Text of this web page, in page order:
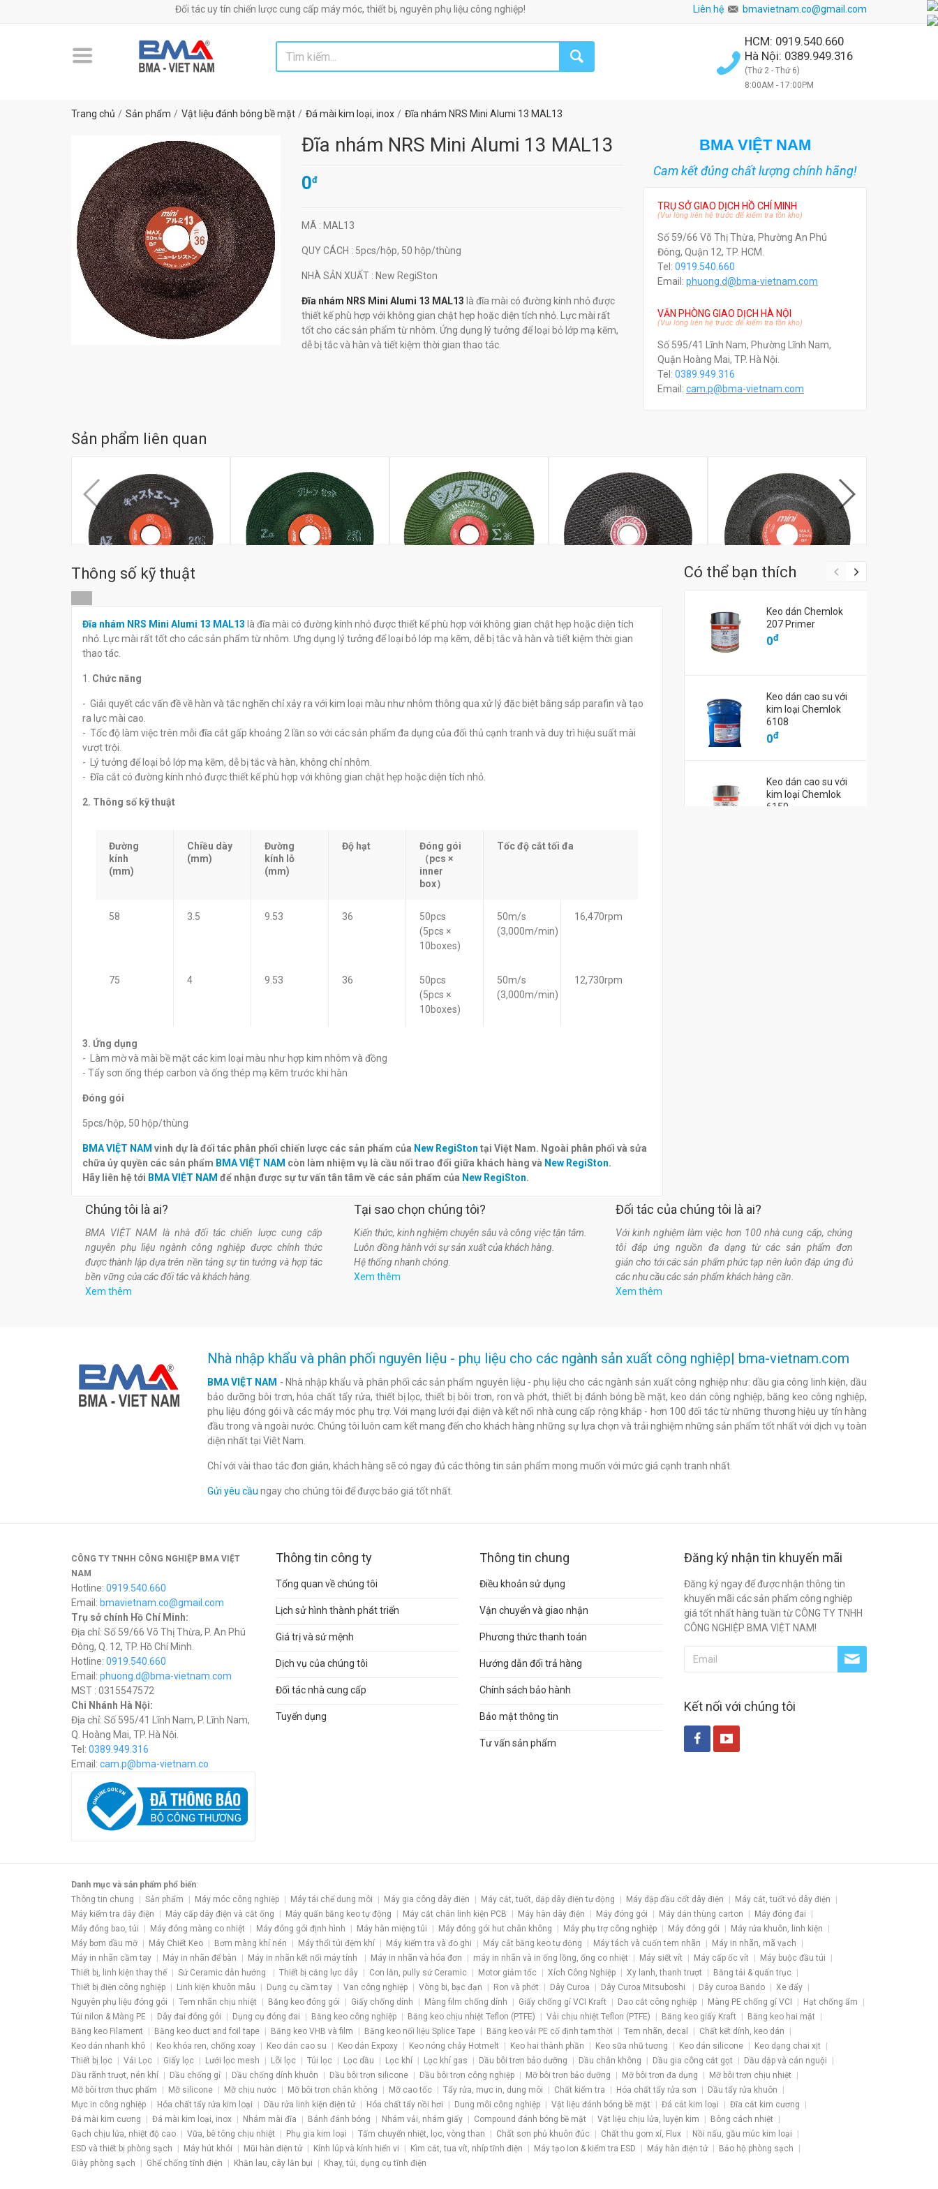
Đối tác uy tín chiến lược cung cấp máy móc, thiết bị, nguyên phụ liệu công nghiệp! Liên hệ bmavietnam.co@gmail.com
HCM: 0919.540.660
Hà Nội: 0389.949.316
(Thứ 2 - Thứ 6)
8:00AM - 17:00PM
Trang chủ Sản phẩm Vật liệu đánh bóng bề mặt Đá mài kim loại, inox Đĩa nhám NRS Mini Alumi 13 MAL13
Đĩa nhám NRS Mini Alumi 13 MAL13
0đ
MÃ : MAL13
QUY CÁCH : 5pcs/hộp, 50 hộp/thùng
NHÀ SẢN XUẤT : New RegiSton
Đĩa nhám NRS Mini Alumi 13 MAL13 là đĩa mài có đường kính nhỏ được
thiết kế phù hợp với không gian chật hẹp hoặc diện tích nhỏ. Lực mài rất
tốt cho các sản phẩm từ nhôm. Ứng dụng lý tưởng để loại bỏ lớp mạ kẽm,
dễ bị tắc và hàn và tiết kiệm thời gian thao tác.
BMA VIỆT NAM
Cam kết đúng chất lượng chính hãng!
TRỤ SỞ GIAO DỊCH HỒ CHÍ MINH
(Vui lòng liên hệ trước để kiểm tra tồn kho)
Số 59/66 Võ Thị Thừa, Phường An Phú
Đông, Quận 12, TP. HCM.
Tel: 0919.540.660
Email: phuong.d@bma-vietnam.com
VĂN PHÒNG GIAO DỊCH HÀ NỘI
(Vui lòng liên hệ trước để kiểm tra tồn kho)
Số 595/41 Lĩnh Nam, Phường Lĩnh Nam,
Quận Hoàng Mai, TP. Hà Nội.
Tel: 0389.949.316
Email: cam.p@bma-vietnam.com
Sản phẩm liên quan
0đ 0 đ
Sigma SGS
0đ
Đĩa mài NRS Mini Super Black
MSG
0đ
Thông số kỹ thuật
Đĩa nhám NRS Mini Alumi 13 MAL13 là đĩa mài có đường kính nhỏ được thiết kế phù hợp với không gian chật hẹp hoặc diện tích
nhỏ. Lực mài rất tốt cho các sản phẩm từ nhôm. Ưng dụng lý tưởng để loại bỏ lớp mạ kẽm, dễ bị tắc và hàn và tiết kiệm thời gian
thao tác.
1. Chức năng
- Giải quyết các vấn đề về hàn và tắc nghẽn chỉ xảy ra với kim loại màu như nhôm thông qua xử lý đặc biệt bằng sáp parafin và tạo
ra lực mài cao.
- Tốc độ làm việc trên mỗi đĩa cắt gấp khoảng 2 lần so với các sản phẩm đa dụng của đối thủ cạnh tranh và duy trì hiệu suất mài
vượt trội.
- Lý tưởng để loại bỏ lớp mạ kẽm, dễ bị tắc và hàn, không chỉ nhôm.
- Đĩa cắt có đường kính nhỏ được thiết kế phù hợp với không gian chật hẹp hoặc diện tích nhỏ.
2. Thông số kỹ thuật
Đường
kính
(mm)
Chiều dày
(mm)
Đường
kính lỗ
(mm)
Độ hạt
Đóng gói
（pcs ×
inner
box）
Tốc độ cắt tối đa
58 3.5 9.53 36
50pcs
(5pcs ×
10boxes)
50m/s
(3,000m/min)
16,470rpm
75 4 9.53 36
50pcs
(5pcs ×
10boxes)
50m/s
(3,000m/min)
12,730rpm
3. Ứng dụng
- Làm mờ và mài bề mặt các kim loại màu như hợp kim nhôm và đồng
- Tẩy sơn ống thép carbon và ống thép mạ kẽm trước khi hàn
Đóng gói
5pcs/hộp, 50 hộp/thùng
BMA VIỆT NAM vinh dự là đối tác phân phối chiến lược các sản phẩm của New RegiSton tại Việt Nam. Ngoài phân phối và sửa
chữa ủy quyền các sản phẩm BMA VIỆT NAM còn làm nhiệm vụ là cầu nối trao đổi giữa khách hàng và New RegiSton.
Hãy liên hệ tới BMA VIỆT NAM để nhận được sự tư vấn tân tâm về các sản phẩm của New RegiSton.
Có thể bạn thích
Keo dán Chemlok
207 Primer
0đ
Keo dán cao su với
kim loại Chemlok
6108
0đ
Keo dán cao su với
kim loại Chemlok
6150
Chúng tôi là ai?
BMA VIỆT NAM là nhà đối tác chiến lược cung cấp
nguyên phụ liệu ngành công nghiệp được chính thức
được thành lập dựa trên nền tảng sự tin tưởng và hợp tác
bền vững của các đối tác và khách hàng.
Xem thêm
Tại sao chọn chúng tôi?
Kiến thức, kinh nghiệm chuyên sâu và công việc tận tâm.
Luôn đồng hành với sự sản xuất của khách hàng.
Hệ thống nhanh chóng.
Xem thêm
Đối tác của chúng tôi là ai?
Với kinh nghiệm làm việc hơn 100 nhà cung cấp, chúng
tôi đáp ứng nguồn đa dạng từ các sản phẩm đơn
giản cho tới các sản phẩm phức tạp nên luôn đáp ứng đủ
các nhu cầu các sản phẩm khách hàng cần.
Xem thêm
Nhà nhập khẩu và phân phối nguyên liệu - phụ liệu cho các ngành sản xuất công nghiệp| bma-vietnam.com
BMA VIỆT NAM - Nhà nhập khẩu và phân phối các sản phẩm nguyên liệu - phụ liệu cho các ngành sản xuất công nghiệp như: dầu gia công linh kiện, dầu
bảo dưỡng bôi trơn, hóa chất tẩy rửa, thiết bị lọc, thiết bị bôi trơn, ron và phớt, thiết bị đánh bóng bề mặt, keo dán công nghiệp, băng keo công nghiệp,
phụ liệu đóng gói và các máy móc phụ trợ. Với mạng lưới đại diện và kết nối nhà cung cấp rộng khắp - hơn 100 đối tác từ những thương hiệu uy tín hàng
đầu trong và ngoài nước. Chúng tôi luôn cam kết mang đến cho khách hàng những sự lựa chọn và trải nghiệm những sản phẩm tốt nhất với dịch vụ toàn
diện nhất tại Viêt Nam.
Chỉ với vài thao tác đơn giản, khách hàng sẽ có ngay đủ các thông tin sản phẩm mong muốn với mức giá cạnh tranh nhất.
Gửi yêu cầu ngay cho chúng tôi để được báo giá tốt nhất.
CÔNG TY TNHH CÔNG NGHIỆP BMA VIỆT
NAM
Hotline: 0919.540.660
Email: bmavietnam.co@gmail.com
Trụ sở chính Hồ Chí Minh:
Địa chỉ: Số 59/66 Võ Thị Thừa, P. An Phú
Đông, Q. 12, TP. Hồ Chí Minh.
Hotline: 0919.540.660
Email: phuong.d@bma-vietnam.com
MST : 0315547572
Chi Nhánh Hà Nội:
Địa chỉ: Số 595/41 Lĩnh Nam, P. Lĩnh Nam,
Q. Hoàng Mai, TP. Hà Nội.
Tel: 0389.949.316
Email: cam.p@bma-vietnam.co
Thông tin công ty
Tổng quan về chúng tôi
Lịch sử hình thành phát triển
Giá trị và sứ mệnh
Dịch vụ của chúng tôi
Đối tác nhà cung cấp
Tuyển dụng
Thông tin chung
Điều khoản sử dụng
Vận chuyển và giao nhận
Phương thức thanh toán
Hướng dẫn đổi trả hàng
Chính sách bảo hành
Bảo mật thông tin
Tư vấn sản phẩm
Đăng ký nhận tin khuyến mãi
Đăng ký ngay để được nhận thông tin
khuyến mãi các sản phẩm công nghiệp
giá tốt nhất hàng tuần từ CÔNG TY TNHH
CÔNG NGHIỆP BMA VIỆT NAM!
Kết nối với chúng tôi
Danh mục và sản phẩm phổ biến:
Thông tin chung
Sản phẩm Máy móc công nghiệp Máy tái chế dung môi Máy gia công dây điện Máy cắt, tuốt, dập dây điện tự động Máy dập đầu cốt dây điện
Máy cắt, tuốt vỏ dây điện
Máy kiểm tra dây điện
Máy cấp dây điện và cắt ống Máy quấn băng keo tự động Máy cắt chân linh kiện PCB Máy hàn dây điện Máy đóng gói Máy dán thùng carton
Máy đóng đai
Máy đóng bao, túi
Máy đóng màng co nhiệt Máy đóng gói định hình Máy hàn miệng túi Máy đóng gói hut chân không Máy phụ trợ công nghiệp Máy đóng gói
Máy rửa khuôn, linh kiện
Máy bơm dầu mỡ
Máy Chiết Keo Bơm màng khí nén Máy thổi túi đệm khí Máy kiểm tra và đo ghi Máy cắt băng keo tự động Máy tách và cuốn tem nhãn
Máy in nhãn, mã vạch
Máy in nhãn cầm tay
Máy in nhãn để bàn Máy in nhãn kết nối máy tính Máy in nhãn và hóa đơn máy in nhãn và in ống lồng, ống co nhiệt Máy siết vít Máy cấp ốc vít
Máy buộc đầu túi
Thiết bị, linh kiện thay thế
Sứ Ceramic dẫn hướng Thiết bị căng lực dây Con lăn, pully sứ Ceramic Motor giảm tốc Xích Công Nghiệp Xy lanh, thanh trượt
Băng tải & quấn trục
Thiết bị điện công nghiệp
Linh kiện khuôn mẫu Dụng cụ cầm tay Van công nghiệp Vòng bi, bạc đạn Ron và phớt Dây Curoa Dây Curoa Mitsuboshi Dây curoa Bando
Xe đẩy
Nguyên phụ liệu đóng gói
Tem nhãn chịu nhiệt Băng keo đóng gói Giấy chống dính Màng film chống dính Giấy chống gỉ VCI Kraft Dao cắt công nghiệp Màng PE chống gỉ VCI
Hạt chống ẩm
Túi nilon & Màng PE
Dây đai đóng gói Dụng cụ đóng đai Băng keo công nghiệp Băng keo chịu nhiệt Teflon (PTFE) Vải chịu nhiệt Teflon (PTFE) Băng keo giấy Kraft
Băng keo hai mặt
Băng keo Filament
Băng keo duct and foil tape Băng keo VHB và film Băng keo nối liệu Splice Tape Băng keo vải PE cố định tạm thời Tem nhãn, decal
Chất kết dính, keo dán
Keo dán nhanh khô
Keo khóa ren, chống xoay Keo dán cao su Keo dán Expoxy Keo nóng chảy Hotmelt Keo hai thành phần Keo sữa nhũ tương Keo dán silicone
Keo dạng chai xịt
Thiết bị lọc
Vải Lọc Giấy lọc Lưới lọc mesh Lõi lọc Túi lọc Lọc dầu Lọc khí Lọc khí gas Dầu bôi trơn bảo dưỡng Dầu chân không Dầu gia công cắt gọt
Dầu dập và cán nguội
Dầu rãnh trượt, nén khí
Dầu chống gỉ Dầu chống dính khuôn Dầu bôi trơn silicone Dầu bôi trơn công nghiệp Mỡ bôi trơn bảo dưỡng Mỡ bôi trơn đa dụng
Mỡ bôi trơn chịu nhiệt
Mỡ bôi trơn thực phẩm
Mỡ silicone Mỡ chịu nước Mỡ bôi trơn chân không Mỡ cao tốc Tẩy rửa, mực in, dung môi Chất kiểm tra Hóa chất tẩy rửa sơn
Dầu tẩy rửa khuôn
Mực in công nghiệp
Hóa chất tẩy rửa kim loại Dầu rửa linh kiện điện tử Hóa chất tẩy nồi hơi Dung môi công nghiệp Vật liệu đánh bóng bề mặt Đá cắt kim loại
Đĩa cắt kim cương
Đá mài kim cương
Đá mài kim loại, inox Nhám mài đĩa Bánh đánh bóng Nhám vải, nhám giấy Compound đánh bóng bề mặt Vật liệu chịu lửa, luyện kim
Bông cách nhiệt
Gạch chịu lửa, nhiệt độ cao
Vữa, bê tông chịu nhiệt Phụ gia kim loại Tấm chuyển nhiệt, lọc, vòng than Chất sơn phủ khuôn đúc Chất thu gom xỉ, Flux
Nồi nấu, gầu múc kim loại
ESD và thiết bị phòng sạch
Máy hút khói Mũi hàn điện tử Kính lúp và kính hiển vi Kìm cắt, tua vít, nhíp tĩnh điện Máy tạo Ion & kiểm tra ESD Máy hàn điện tử
Bảo hộ phòng sạch
Giày phòng sạch
Ghế chống tĩnh điện Khăn lau, cây lăn bụi Khay, túi, dụng cụ tĩnh điện